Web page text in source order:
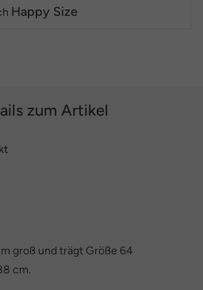
Happy Size
zum Artikel
groß und trägt Größe 64
cm.